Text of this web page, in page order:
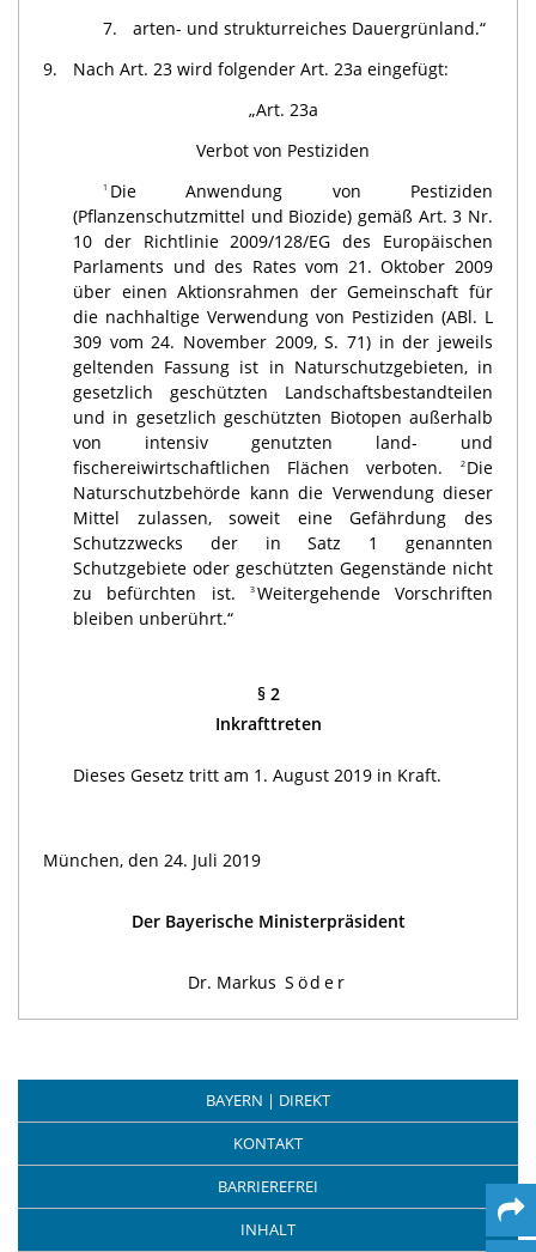
7.
arten- und strukturreiches Dauergrünland.“
9.
Nach Art. 23 wird folgender Art. 23a eingefügt:
„Art. 23a
Verbot von Pestiziden
1 Die Anwendung von Pestiziden
(Pflanzenschutzmittel und Biozide) gemäß Art. 3 Nr.
10 der Richtlinie 2009/128/EG des Europäischen
Parlaments und des Rates vom 21. Oktober 2009
über einen Aktionsrahmen der Gemeinschaft für
die nachhaltige Verwendung von Pestiziden (ABl. L
309 vom 24. November 2009, S. 71) in der jeweils
geltenden Fassung ist in Naturschutzgebieten, in
gesetzlich geschützten Landschaftsbestandteilen
und in gesetzlich geschützten Biotopen außerhalb
von intensiv genutzten land- und
fischereiwirtschaftlichen Flächen verboten.
2 Die
Naturschutzbehörde kann die Verwendung dieser
Mittel zulassen, soweit eine Gefährdung des
Schutzzwecks der in Satz 1 genannten
Schutzgebiete oder geschützten Gegenstände nicht
zu befürchten ist.3 Weitergehende Vorschriften
bleiben unberührt.“
§ 2
Inkrafttreten
Dieses Gesetz tritt am 1. August 2019 in Kraft.
München, den 24. Juli 2019
Der Bayerische Ministerpräsident
Dr. Markus Söder
BAYERN | DIREKT
KONTAKT
BARRIEREFREI
INHALT